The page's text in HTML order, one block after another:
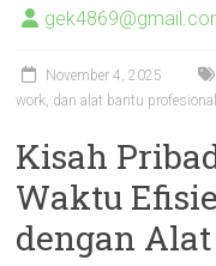
November 4, 2025
work, dan alat bantu profesional
Kisah
Waktu
dengan